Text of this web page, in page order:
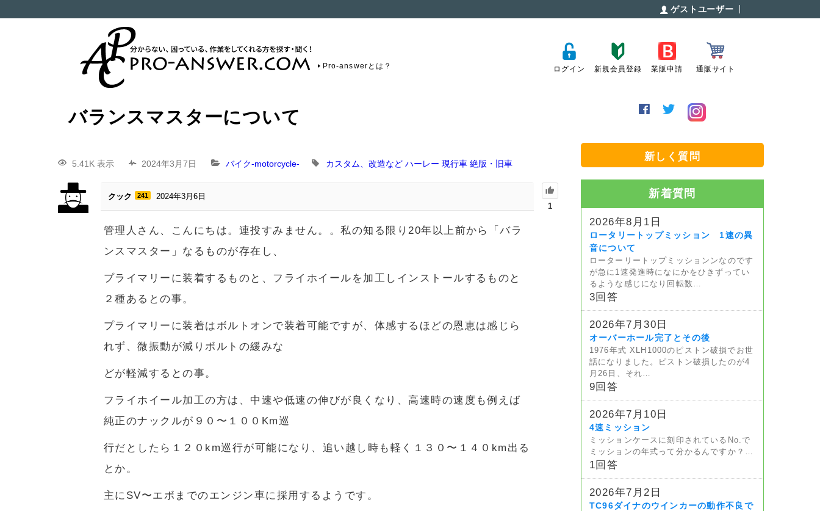
ゲストユーザー
Pro-answerとは？ ログイン 新規会員登録 業販申請 通販サイト
バランスマスターについて
5.41K 表示 2024年3月7日 バイク-motorcycle- カスタム、改造など ハーレー 現行車 絶版・旧車
1
クック 241 2024年3月6日
管理人さん、こんにちは。連投すみません。。私の知る限り20年以上前から「バラ
ンスマスター」なるものが存在し、
プライマリーに装着するものと、フライホイールを加工しインストールするものと
２種あるとの事。
プライマリーに装着はボルトオンで装着可能ですが、体感するほどの恩恵は感じら
れず、微振動が減りボルトの緩みな
どが軽減するとの事。
フライホイール加工の方は、中速や低速の伸びが良くなり、高速時の速度も例えば
純正のナックルが９０〜１００Km巡
行だとしたら１２０km巡行が可能になり、追い越し時も軽く１３０〜１４０km出る
とか。
主にSV〜エボまでのエンジン車に採用するようです。
新しく質問
新着質問
2026年8月1日
ロータリートップミッション 1速の異
音について
ローターリートップミッションンなのです
が急に1速発進時になにかをひきずってい
るような感じになり回転数…
3回答
2026年7月30日
オーバーホール完了とその後
1976年式 XLH1000のピストン破損でお世
話になりました。ピストン破損したのが4
月26日、それ…
9回答
2026年7月10日
4速ミッション
ミッションケースに刻印されているNo.で
ミッションの年式って分かるんですか？…
1回答
2026年7月2日
TC96ダイナのウインカーの動作不良で